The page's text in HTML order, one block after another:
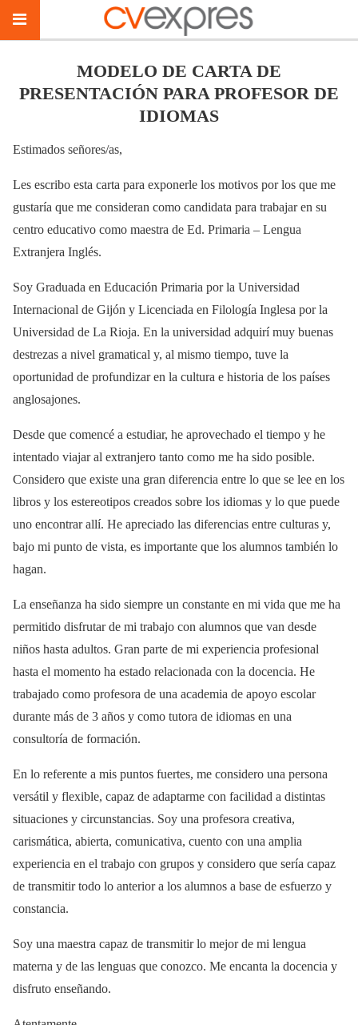
MODELO DE CARTA DE
PRESENTACIÓN PARA PROFESOR DE
IDIOMAS
Estimados señores/as,
Les escribo esta carta para exponerle los motivos por los que me
gustaría que me consideran como candidata para trabajar en su
centro educativo como maestra de Ed. Primaria – Lengua
Extranjera Inglés.
Soy Graduada en Educación Primaria por la Universidad
Internacional de Gijón y Licenciada en Filología Inglesa por la
Universidad de La Rioja. En la universidad adquirí muy buenas
destrezas a nivel gramatical y, al mismo tiempo, tuve la
oportunidad de profundizar en la cultura e historia de los países
anglosajones.
Desde que comencé a estudiar, he aprovechado el tiempo y he
intentado viajar al extranjero tanto como me ha sido posible.
Considero que existe una gran diferencia entre lo que se lee en los
libros y los estereotipos creados sobre los idiomas y lo que puede
uno encontrar allí. He apreciado las diferencias entre culturas y,
bajo mi punto de vista, es importante que los alumnos también lo
hagan.
La enseñanza ha sido siempre un constante en mi vida que me ha
permitido disfrutar de mi trabajo con alumnos que van desde
niños hasta adultos. Gran parte de mi experiencia profesional
hasta el momento ha estado relacionada con la docencia. He
trabajado como profesora de una academia de apoyo escolar
durante más de 3 años y como tutora de idiomas en una
consultoría de formación.
En lo referente a mis puntos fuertes, me considero una persona
versátil y flexible, capaz de adaptarme con facilidad a distintas
situaciones y circunstancias. Soy una profesora creativa,
carismática, abierta, comunicativa, cuento con una amplia
experiencia en el trabajo con grupos y considero que sería capaz
de transmitir todo lo anterior a los alumnos a base de esfuerzo y
constancia.
Soy una maestra capaz de transmitir lo mejor de mi lengua
materna y de las lenguas que conozco. Me encanta la docencia y
disfruto enseñando.